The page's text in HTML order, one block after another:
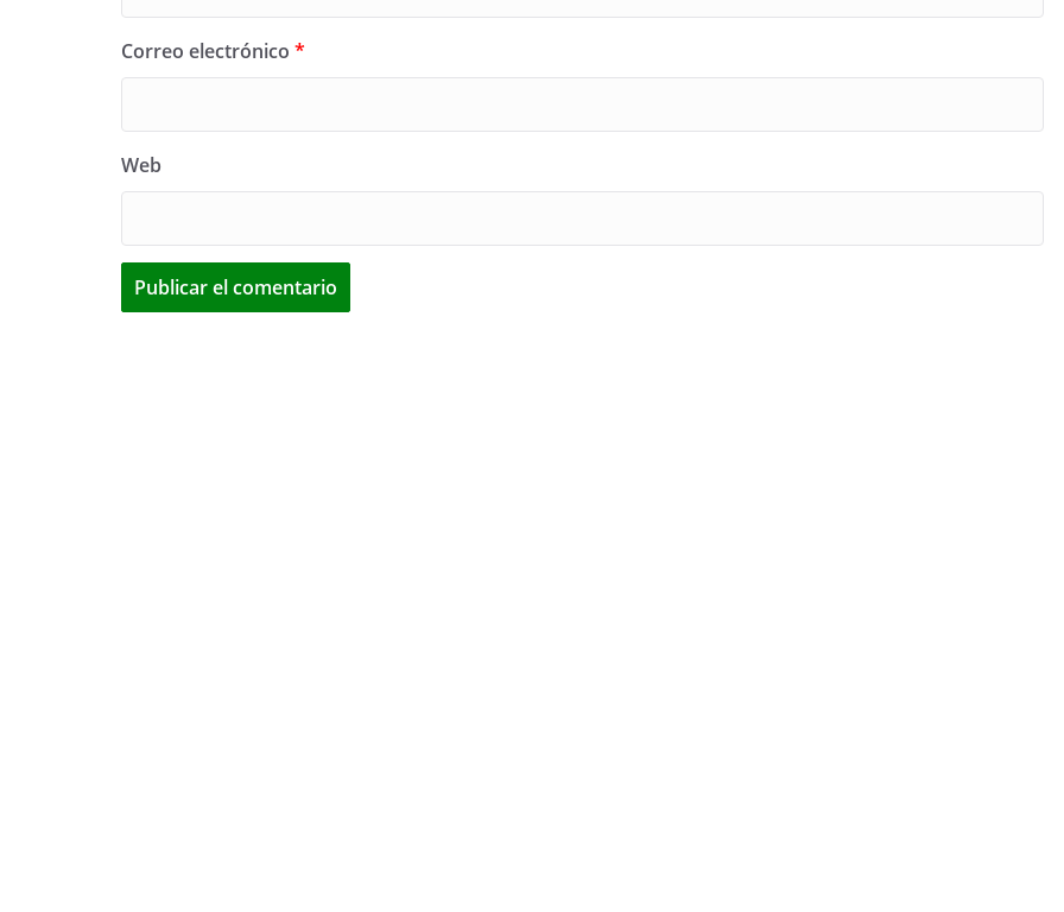
Correo electrónico *
Web